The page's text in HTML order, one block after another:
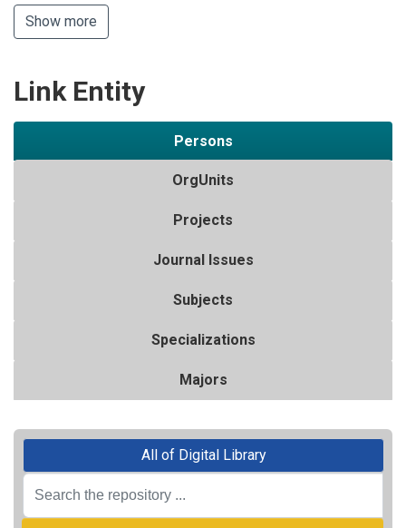
Show more
Link Entity
Persons
OrgUnits
Projects
Journal Issues
Subjects
Specializations
Majors
All of Digital Library